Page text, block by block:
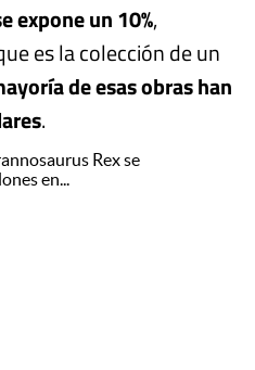
expone un 10%,
es la colección de un
de esas obras han
.
Rex se
en...